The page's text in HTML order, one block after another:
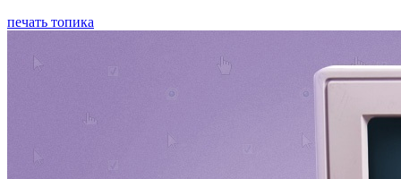
печать топика